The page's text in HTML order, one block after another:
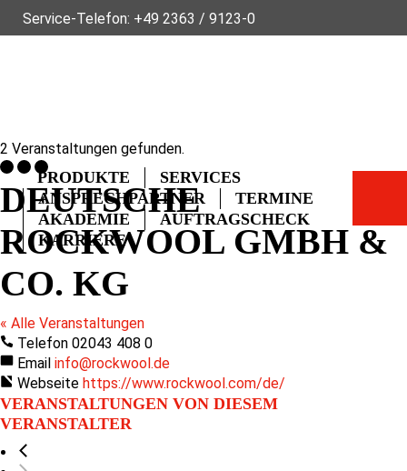
Service-Telefon: +49 2363 / 9123-0
PRODUKTE
SERVICES
ANSPRECHPARTNER
TERMINE
AKADEMIE
AUFTRAGSCHECK
KARRIERE
2 Veranstaltungen gefunden.
DEUTSCHE
ROCKWOOL GMBH &
CO. KG
« Alle Veranstaltungen
Telefon 02043 408 0
Email info@rockwool.de
Webseite https://www.rockwool.com/de/
VERANSTALTUNGEN VON DIESEM
VERANSTALTER